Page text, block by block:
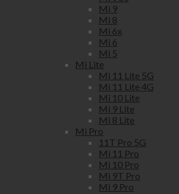
Mi 9
Mi 8
Mi 6x
Mi 6
Mi 5
Mi Lite
Mi 11 Lite 5G
Mi 11 Lite 4G
Mi 10 Lite
Mi 9 Lite
Mi 8 Lite
Mi Pro
11T Pro 5G
Mi 11 Pro
Mi 10 Pro
Mi 9T Pro
Mi 9 Pro